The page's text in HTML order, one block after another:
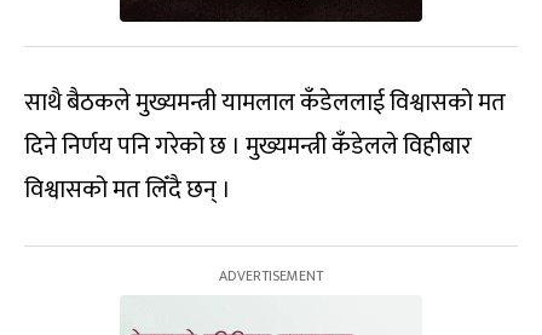
साथै बैठकले मुख्यमन्त्री यामलाल कँडेललाई विश्वासको मत
दिने निर्णय पनि गरेको छ । मुख्यमन्त्री कँडेलले विहीबार
विश्वासको मत लिँदै छन् ।